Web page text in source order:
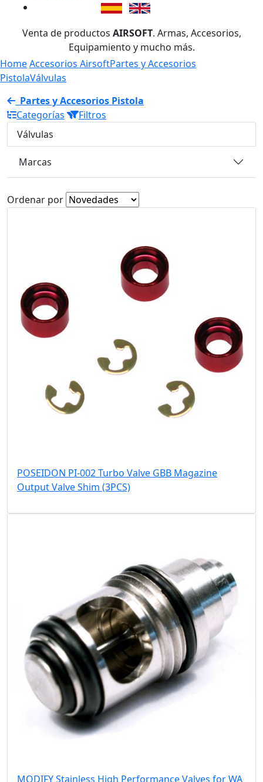
Venta de productos AIRSOFT. Armas, Accesorios,
Equipamiento y mucho más.
HomeAccesorios AirsoftPartes y Accesorios
PistolaVálvulas
Partes y Accesorios Pistola
Categorías
Filtros
Válvulas
Marcas
Ordenar por
POSEIDON PI-002 Turbo Valve GBB Magazine
Output Valve Shim (3PCS)
MODIFY Stainless High Performance Valves for WA